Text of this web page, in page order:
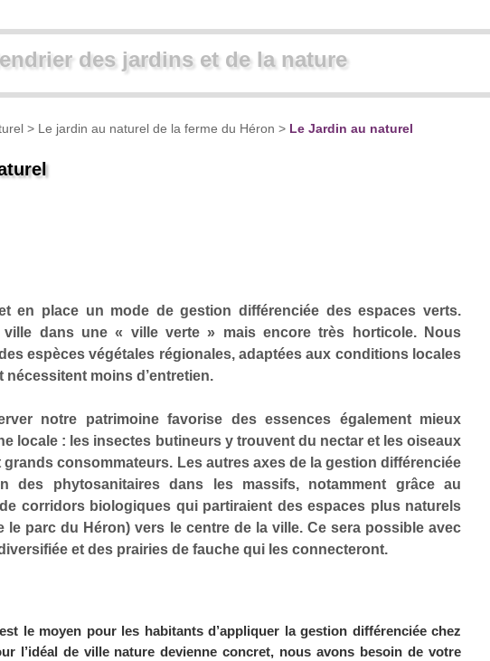
des jardins et de la nature
> Le jardin au naturel de la ferme du Héron > Le Jardin au naturel
en place un mode de gestion différenciée des espaces verts.
ville dans une « ville verte » mais encore très horticole. Nous
espèces végétales régionales, adaptées aux conditions locales
moins d’entretien.
notre patrimoine favorise des essences également mieux
locale : les insectes butineurs y trouvent du nectar et les oiseaux
consommateurs. Les autres axes de la gestion différenciée
des phytosanitaires dans les massifs, notamment grâce au
corridors biologiques qui partiraient des espaces plus naturels
le parc du Héron) vers le centre de la ville. Ce sera possible avec
et des prairies de fauche qui les connecteront.
le moyen pour les habitants d’appliquer la gestion différenciée chez
l’idéal de ville nature devienne concret, nous avons besoin de votre